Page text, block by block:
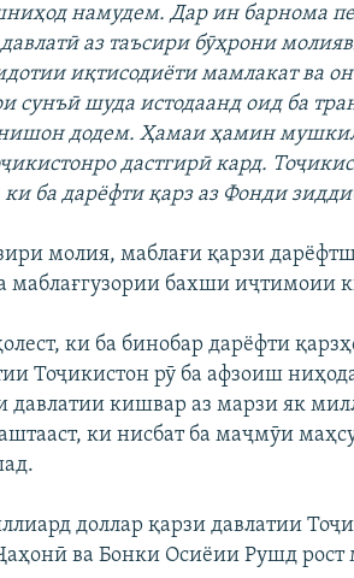
намудем. Дар ин барнома
аз таъсири бӯҳрони
иқтисодиёти мамлакат ва
сунъӣ шуда истодаанд оид ба
додем. Ҳамаи ҳамин
дастгирӣ кард.
ки ба дарёфти қарз аз Фонди
молия, маблағи қарзи
маблағгузории бахши иҷтимоии
ки ба бинобар дарёфти
Тоҷикистон рӯ ба афзоиш
давлатии кишвар аз марзи як
ки нисбат ба маҷмӯи
доллар қарзи давлатии
ва Бонки Осиёии Рушд рост